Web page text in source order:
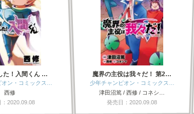
た！入間くん …
ン・コミックス…
西修
：2020.09.08
魔界の主役は我々だ！ 第2…
少年チャンピオン・コミックス…
津田沼篤 / 西修 / コネシ…
発売日：2020.09.08